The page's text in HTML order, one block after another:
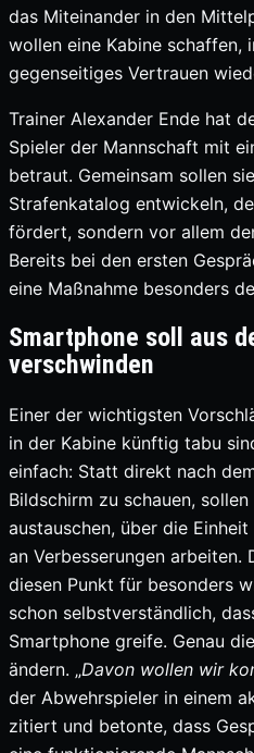
das Miteinander in den
wollen eine Kabine schaffen,
gegenseitiges Vertrauen
Trainer Alexander Ende hat
Spieler der Mannschaft mit
betraut. Gemeinsam sollen
Strafenkatalog entwickeln,
fördert, sondern vor allem
Bereits bei den ersten
eine Maßnahme besonders
Smartphone soll aus
verschwinden
Einer der wichtigsten
in der Kabine künftig tabu
einfach: Statt direkt nach
Bildschirm zu schauen,
austauschen, über die
an Verbesserungen arbeiten.
diesen Punkt für besonders
schon selbstverständlich,
Smartphone greife. Genau
ändern. „Davon wollen wir
der Abwehrspieler in einem
zitiert und betonte, dass